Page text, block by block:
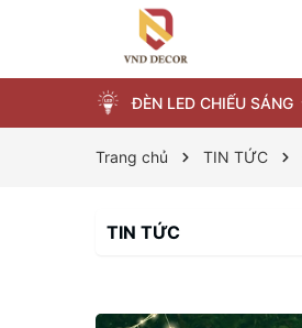
ĐÈN LED CHIẾU SÁNG
Trang chủ TIN TỨC
TIN TỨC